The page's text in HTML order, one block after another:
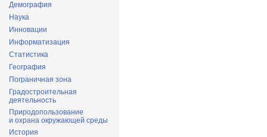
Демография
Наука
Инновации
Информатизация
Статистика
География
Пограничная зона
Градостроительная
деятельность
Природопользование
и охрана окружающей среды
История